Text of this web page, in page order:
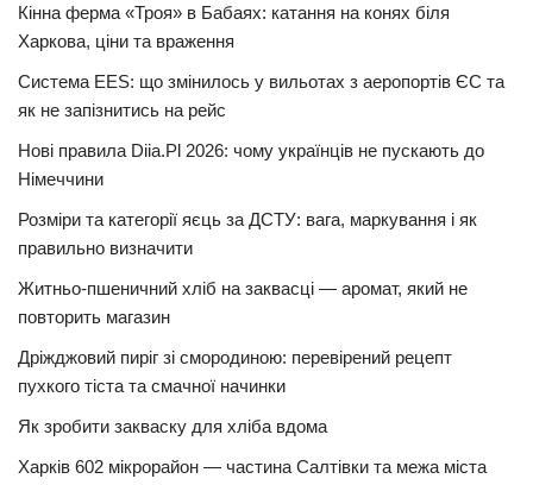
Кінна ферма «Троя» в Бабаях: катання на конях біля
Харкова, ціни та враження
Система EES: що змінилось у вильотах з аеропортів ЄС та
як не запізнитись на рейс
Нові правила Diia.Pl 2026: чому українців не пускають до
Німеччини
Розміри та категорії яєць за ДСТУ: вага, маркування і як
правильно визначити
Житньо-пшеничний хліб на заквасці — аромат, який не
повторить магазин
Дріжджовий пиріг зі смородиною: перевірений рецепт
пухкого тіста та смачної начинки
Як зробити закваску для хліба вдома
Харків 602 мікрорайон — частина Салтівки та межа міста